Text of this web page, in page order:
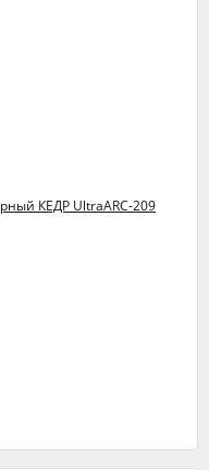
КЕДР UltraARC-209